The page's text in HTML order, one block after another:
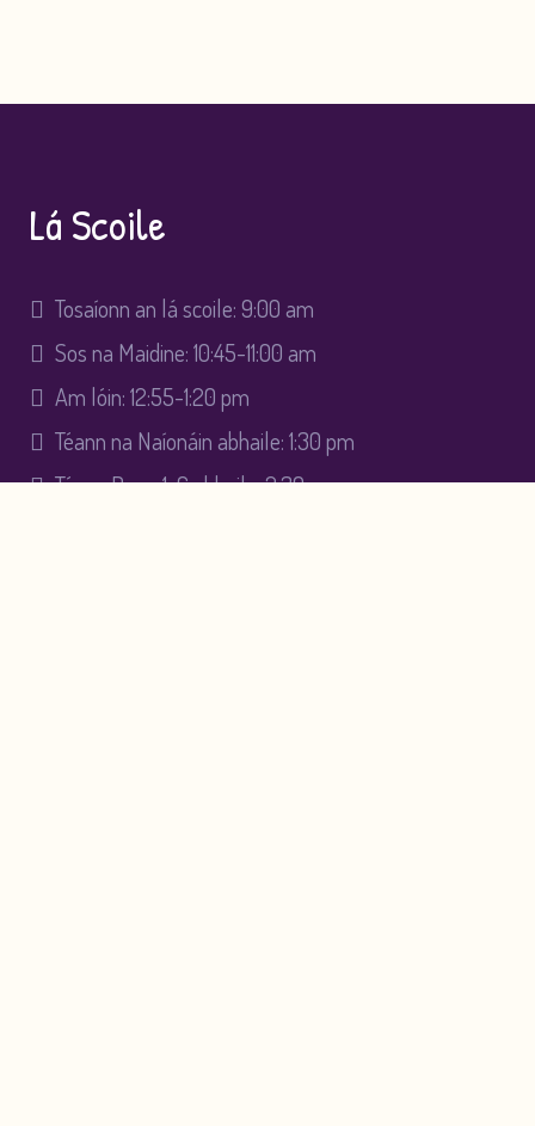
Lá Scoile
Tosaíonn an lá scoile:9:00 am
Sos na Maidine:10:45-11:00 am
Am lóin:12:55-1:20 pm
Téann na Naíonáin abhaile:1:30 pm
Téann Rang 1-6 abhaile:2:30 pm